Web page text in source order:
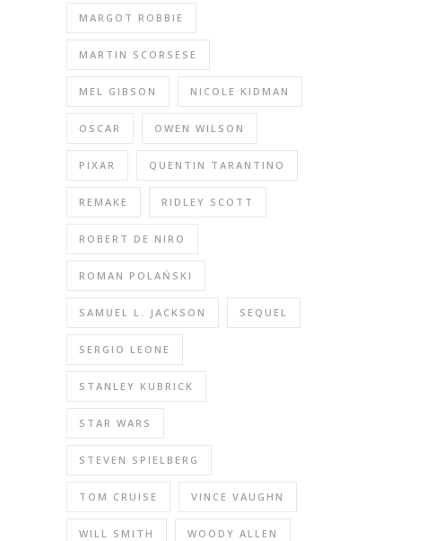
MARGOT ROBBIE
MARTIN SCORSESE
MEL GIBSON NICOLE KIDMAN
OSCAR OWEN WILSON
PIXAR QUENTIN TARANTINO
REMAKE RIDLEY SCOTT
ROBERT DE NIRO
ROMAN POLAŃSKI
SAMUEL L. JACKSON SEQUEL
SERGIO LEONE
STANLEY KUBRICK
STAR WARS
STEVEN SPIELBERG
TOM CRUISE VINCE VAUGHN
WILL SMITH WOODY ALLEN